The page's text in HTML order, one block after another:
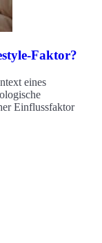
Faktor?
eines
Einflussfaktor